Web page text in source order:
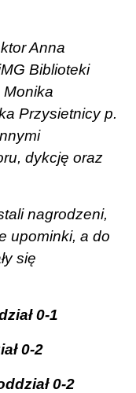
Anna
Biblioteki
Przysietnicy p.
dykcję oraz
nagrodzeni,
upominki, a do
się
0-1
0-2
0-2